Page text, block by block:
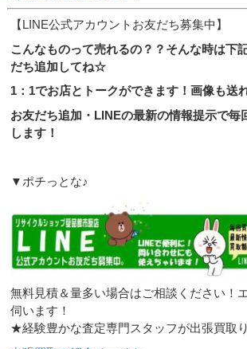
【LINE公式アカウントお友だち募集中】
こんなものって売れるの？？そんな時は下
だち追加してね☆
1：1でお店とトークができます！画像も送
お友だち追加・LINEの最新の情報提示で毎
します！
▼ポチっとな♪
無料見積＆量多い場合はご相談ください！
伺います！
★経験豊かな査定専門スタッフが出張買取